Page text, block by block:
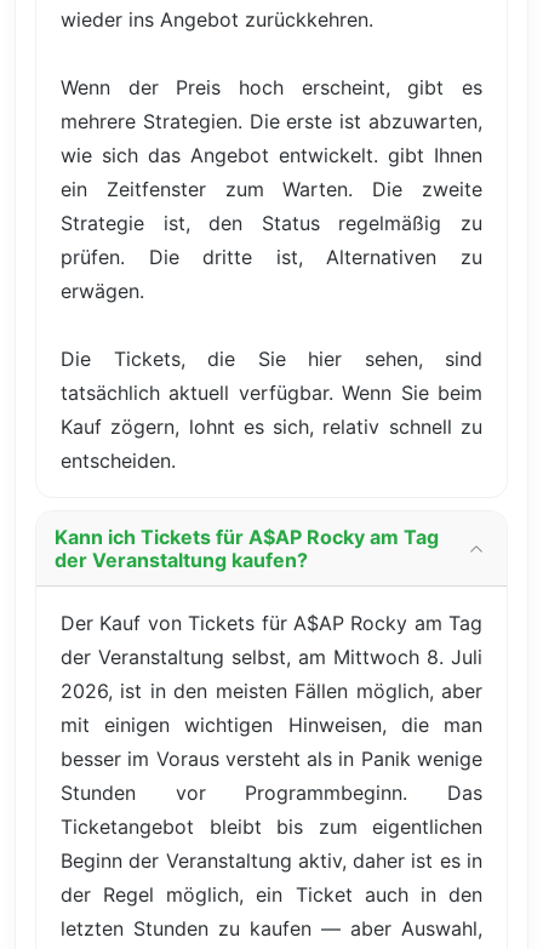
wieder ins Angebot zurückkehren.
Wenn der Preis hoch erscheint, gibt es
mehrere Strategien. Die erste ist abzuwarten,
wie sich das Angebot entwickelt. gibt Ihnen
ein Zeitfenster zum Warten. Die zweite
Strategie ist, den Status regelmäßig zu
prüfen. Die dritte ist, Alternativen zu
erwägen.
Die Tickets, die Sie hier sehen, sind
tatsächlich aktuell verfügbar. Wenn Sie beim
Kauf zögern, lohnt es sich, relativ schnell zu
entscheiden.
Kann ich Tickets für A$AP Rocky am Tag
der Veranstaltung kaufen?
Der Kauf von Tickets für A$AP Rocky am Tag
der Veranstaltung selbst, am Mittwoch 8. Juli
2026, ist in den meisten Fällen möglich, aber
mit einigen wichtigen Hinweisen, die man
besser im Voraus versteht als in Panik wenige
Stunden vor Programmbeginn. Das
Ticketangebot bleibt bis zum eigentlichen
Beginn der Veranstaltung aktiv, daher ist es in
der Regel möglich, ein Ticket auch in den
letzten Stunden zu kaufen — aber Auswahl,